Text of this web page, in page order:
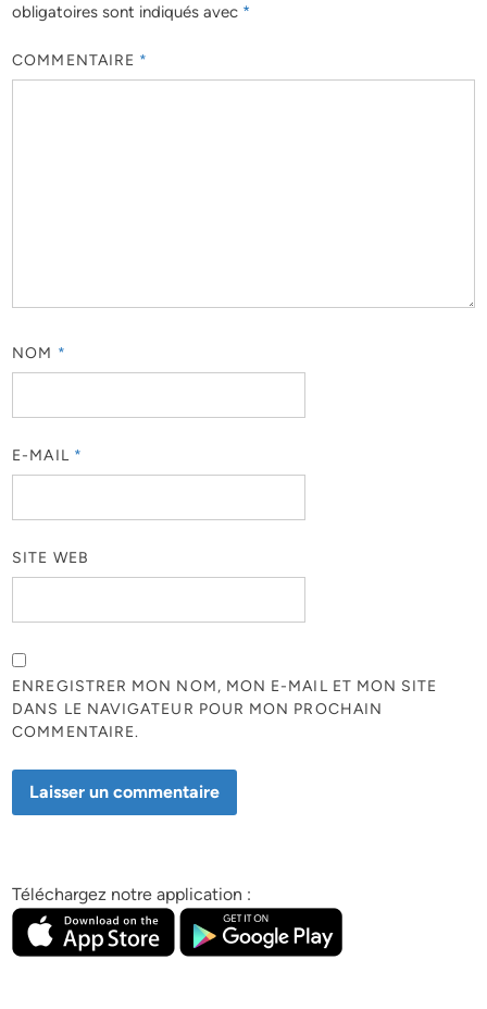
obligatoires sont indiqués avec *
COMMENTAIRE *
NOM *
E-MAIL *
SITE WEB
ENREGISTRER MON NOM, MON E-MAIL ET MON SITE
DANS LE NAVIGATEUR POUR MON PROCHAIN
COMMENTAIRE.
Téléchargez notre application :